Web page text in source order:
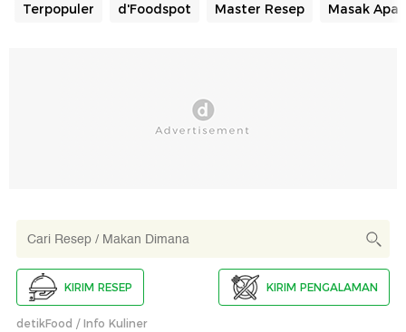
Terpopuler d'Foodspot Master Resep Masak Apa
KIRIM RESEP KIRIM PENGALAMAN
detikFood Info Kuliner